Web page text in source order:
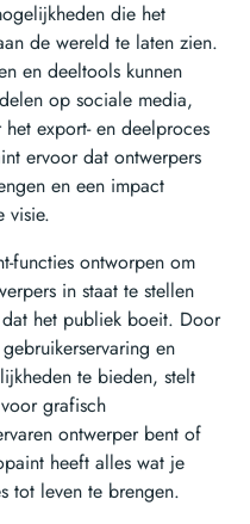
die het
de wereld te laten zien.
en deeltools kunnen
op sociale media,
export- en deelproces
ervoor dat ontwerpers
en een impact
visie.
functies ontworpen om
in staat te stellen
het publiek boeit. Door
en
te bieden, stelt
grafisch
ontwerper bent of
heeft alles wat je
tot leven te brengen.